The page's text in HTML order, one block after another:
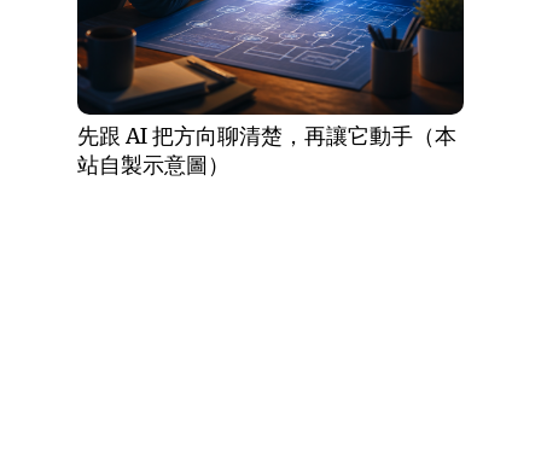
先跟 AI 把方向聊清楚，再讓它動手（本
站自製示意圖）